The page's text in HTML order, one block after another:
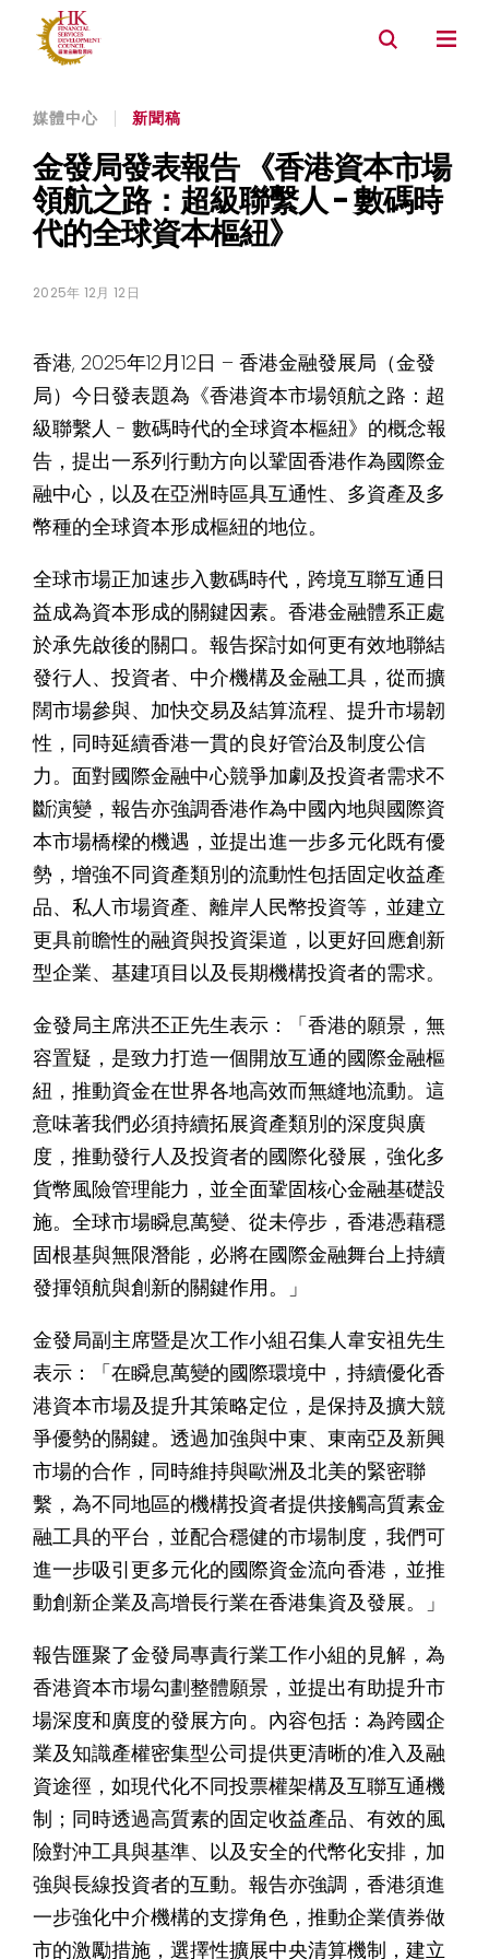
資產管理
媒體中心 新聞稿
金發局發表報告 《香港資本市場
領航之路：超級聯繫人 - 數碼時
代的全球資本樞紐》
2025年 12月 12日
香港, 2025年12月12日 – 香港金融發展局（金發
局）今日發表題為《香港資本市場領航之路：超
級聯繫人 - 數碼時代的全球資本樞紐》的概念報
告，提出一系列行動方向以鞏固香港作為國際金
融中心，以及在亞洲時區具互通性、多資產及多
幣種的全球資本形成樞紐的地位。
全球市場正加速步入數碼時代，跨境互聯互通日
益成為資本形成的關鍵因素。香港金融體系正處
於承先啟後的關口。報告探討如何更有效地聯結
發行人、投資者、中介機構及金融工具，從而擴
闊市場參與、加快交易及結算流程、提升市場韌
性，同時延續香港一貫的良好管治及制度公信
力。面對國際金融中心競爭加劇及投資者需求不
斷演變，報告亦強調香港作為中國內地與國際資
本市場橋樑的機遇，並提出進一步多元化既有優
勢，增強不同資產類別的流動性包括固定收益產
品、私人市場資產、離岸人民幣投資等，並建立
更具前瞻性的融資與投資渠道，以更好回應創新
型企業、基建項目以及長期機構投資者的需求。
金發局主席洪丕正先生表示：「香港的願景，無
容置疑，是致力打造一個開放互通的國際金融樞
紐，推動資金在世界各地高效而無縫地流動。這
意味著我們必須持續拓展資產類別的深度與廣
度，推動發行人及投資者的國際化發展，強化多
貨幣風險管理能力，並全面鞏固核心金融基礎設
施。全球市場瞬息萬變、從未停步，香港憑藉穩
固根基與無限潛能，必將在國際金融舞台上持續
發揮領航與創新的關鍵作用。」
金發局副主席暨是次工作小組召集人韋安祖先生
表示：「在瞬息萬變的國際環境中，持續優化香
港資本市場及提升其策略定位，是保持及擴大競
爭優勢的關鍵。透過加強與中東、東南亞及新興
市場的合作，同時維持與歐洲及北美的緊密聯
繫，為不同地區的機構投資者提供接觸高質素金
融工具的平台，並配合穩健的市場制度，我們可
進一步吸引更多元化的國際資金流向香港，並推
動創新企業及高增長行業在香港集資及發展。」
報告匯聚了金發局專責行業工作小組的見解，為
香港資本市場勾劃整體願景，並提出有助提升市
場深度和廣度的發展方向。內容包括：為跨國企
業及知識產權密集型公司提供更清晰的准入及融
資途徑，如現代化不同投票權架構及互聯互通機
制；同時透過高質素的固定收益產品、有效的風
險對沖工具與基準、以及安全的代幣化安排，加
強與長線投資者的互動。報告亦強調，香港須進
一步強化中介機構的支撐角色，推動企業債券做
市的激勵措施，選擇性擴展中央清算機制，建立